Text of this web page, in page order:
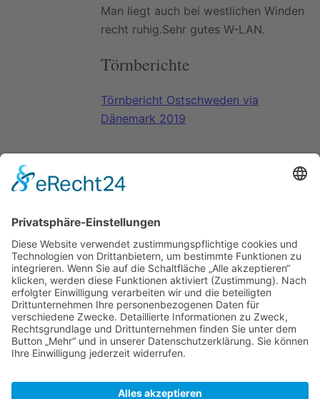
Man liegt auch bei westlichen Winden
recht ruhig.Sehr gutes W-LAN.
Törnberichte
Törnbericht Ostschweden via
Dänemark 2019
Weblinks
gasthamn
Gasthafens
Zuletzt bearbeitet vor 2 JahrenvonHcm2203
Autoren:Hcm2203,M Dietrich,NORDWEST III,Peter,